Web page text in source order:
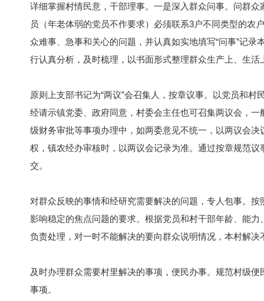
详细掌握村情民意，干部理事。一是深入群众问事。问群
员（年老体弱的党员不作要求）必须联系3户不同类型的农
众难事、急事和关心的问题，并认真如实地填写“问事”记
行认真分析，及时梳理，以书面形式整理群众生产上、生
原则上支部书记为“两议”会召集人，按章议事。以党员和
经请示镇党委、政府同意，村委会主任也可召集两议会，
级财务审批等事项办理中，如两委意见不统一，以两议会
权，镇农经办审核时，以两议会记录为准。通过按章规范
交。
对群众反映的事情和经研究需要解决的问题，专人包事。
影响稳定的焦点问题的要求。根据党员和村干部年龄、能
负责处理，对一时不能解决的要向群众说明情况，本村解
及时办理群众需要村里解决的事项，便民办事。规范村级
事项。